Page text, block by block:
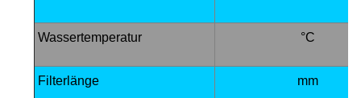
Wassertemperatur °C
Filterlänge mm